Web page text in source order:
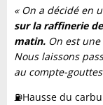
« On a décidé en
sur la raffinerie
matin. On est
Nous laissons
au compte-
⛽️Hausse du